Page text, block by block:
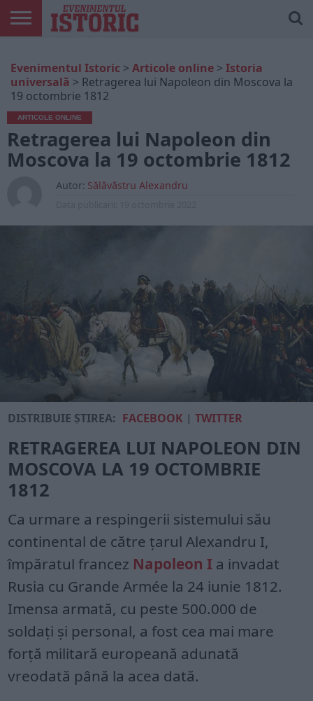
ONLINE
EDIȚII
TIPĂRITE
ISTORIC
PLAY
CONTUL
MEU
Evenimentul Istoric > Articole online > Istoria
universală > Retragerea lui Napoleon din Moscova la
19 octombrie 1812
ARTICOLE ONLINE
Retragerea lui Napoleon din
Moscova la 19 octombrie 1812
Autor: Sălăvăstru Alexandru
DISTRIBUIE ȘTIREA: FACEBOOK |TWITTER
RETRAGEREA LUI NAPOLEON DIN
MOSCOVA LA 19 OCTOMBRIE
1812
Ca urmare a respingerii sistemului său
continental de către țarul Alexandru I,
împăratul francez Napoleon I a invadat
Rusia cu Grande Armée la 24 iunie 1812.
Imensa armată, cu peste 500.000 de
soldați și personal, a fost cea mai mare
forță militară europeană adunată
vreodată până la acea dată.